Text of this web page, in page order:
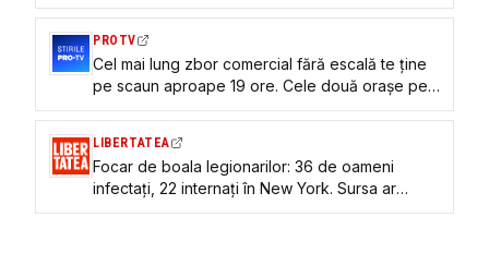
PROTV
Cel mai lung zbor comercial fără escală te ține
pe scaun aproape 19 ore. Cele două orașe pe
care le leagă
LIBERTATEA
Focar de boala legionarilor: 36 de oameni
infectați, 22 internați în New York. Sursa ar
putea fi pe acoperișurile clădirilor